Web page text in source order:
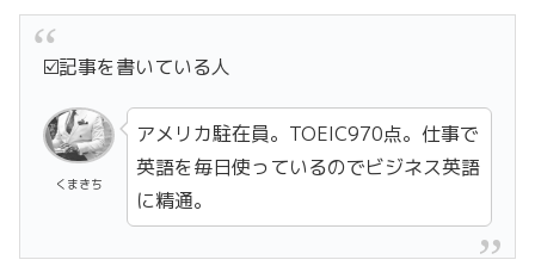
☑️記事を書いている人
くまきち
アメリカ駐在員。TOEIC970点。仕事で
英語を毎日使っているのでビジネス英語
に精通。